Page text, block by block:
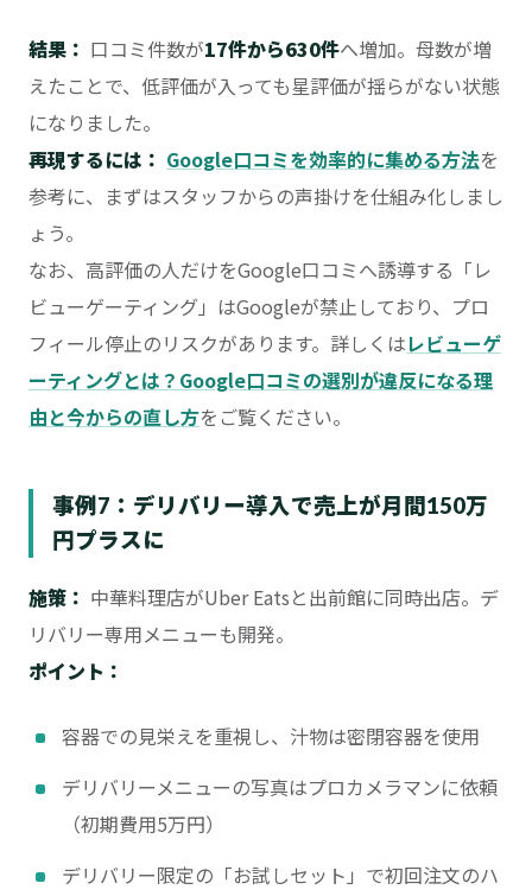
結果： 口コミ件数が17件から630件へ増加。母数が増
えたことで、低評価が入っても星評価が揺らがない状態
になりました。
再現するには： Google口コミを効率的に集める方法を
参考に、まずはスタッフからの声掛けを仕組み化しまし
ょう。
なお、高評価の人だけをGoogle口コミへ誘導する「レ
ビューゲーティング」はGoogleが禁止しており、プロ
フィール停止のリスクがあります。詳しくはレビューゲ
ーティングとは？Google口コミの選別が違反になる理
由と今からの直し方をご覧ください。
事例7：デリバリー導入で売上が月間150万
円プラスに
施策： 中華料理店がUber Eatsと出前館に同時出店。デ
リバリー専用メニューも開発。
ポイント：
容器での見栄えを重視し、汁物は密閉容器を使用
デリバリーメニューの写真はプロカメラマンに依頼
（初期費用5万円）
デリバリー限定の「お試しセット」で初回注文のハ